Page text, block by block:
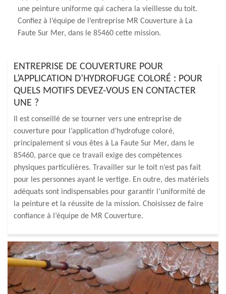
une peinture uniforme qui cachera la vieillesse du toit.
Confiez à l’équipe de l’entreprise MR Couverture à La
Faute Sur Mer, dans le 85460 cette mission.
ENTREPRISE DE COUVERTURE POUR
L’APPLICATION D’HYDROFUGE COLORÉ : POUR
QUELS MOTIFS DEVEZ-VOUS EN CONTACTER
UNE ?
Il est conseillé de se tourner vers une entreprise de
couverture pour l’application d’hydrofuge coloré,
principalement si vous êtes à La Faute Sur Mer, dans le
85460, parce que ce travail exige des compétences
physiques particulières. Travailler sur le toit n’est pas fait
pour les personnes ayant le vertige. En outre, des matériels
adéquats sont indispensables pour garantir l’uniformité de
la peinture et la réussite de la mission. Choisissez de faire
confiance à l’équipe de MR Couverture.